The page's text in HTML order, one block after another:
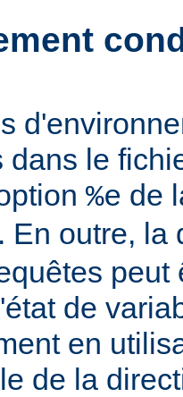
dans le
%e de
. En outre, la
peut
de
en
de la